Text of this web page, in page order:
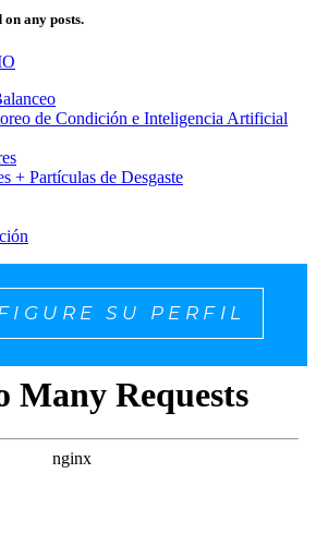
on any posts.
de Condición e Inteligencia Artificial
+ Partículas de Desgaste
SU PERFIL